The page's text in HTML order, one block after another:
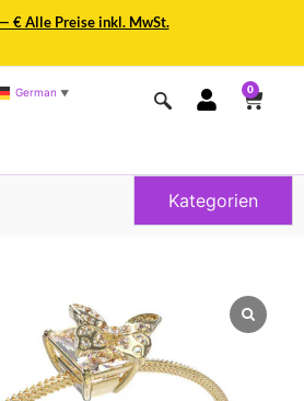
€ Alle Preise inkl. MwSt.
German ▼ 0
Kategorien